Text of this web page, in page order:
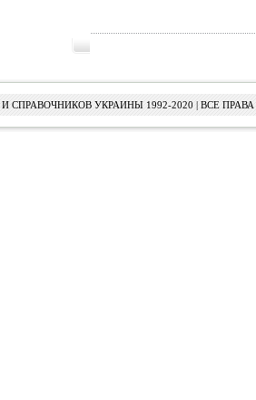
СПРАВОЧНИКОВ УКРАИНЫ 1992-2020 | ВСЕ